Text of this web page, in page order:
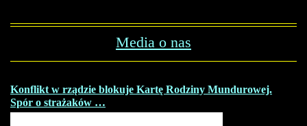
Media o nas
Konflikt w rządzie blokuje Kartę Rodziny Mundurowej.
Spór o strażaków …